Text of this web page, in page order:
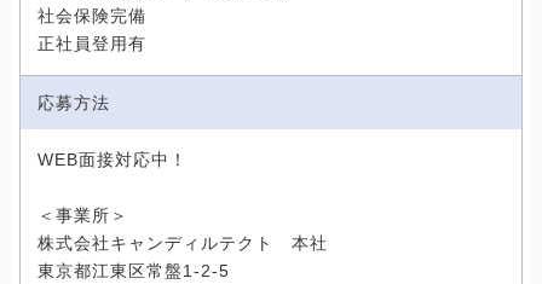
社会保険完備
正社員登用有
応募方法
WEB面接対応中！
＜事業所＞
株式会社キャンディルテクト 本社
東京都江東区常盤1-2-5